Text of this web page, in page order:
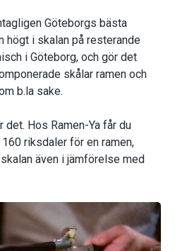
Göteborgs bästa
högt i skalan på resterande
i Göteborg, och gör det
skålar ramen och
b.la sake.
det. Hos Ramen-Ya får du
riksdaler för en ramen,
även i jämförelse med